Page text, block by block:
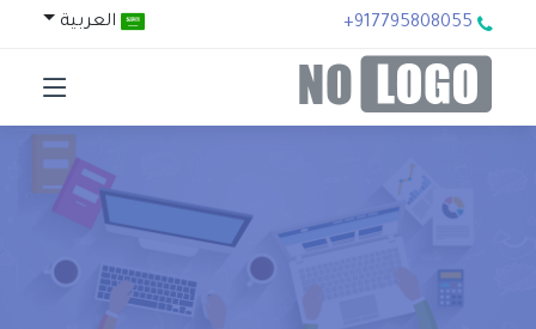
+917795808055